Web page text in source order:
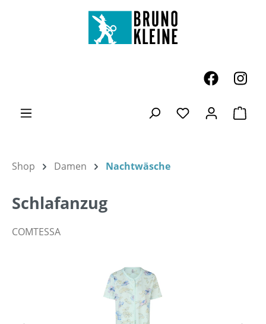
Zum Hauptinhalt springen
Du hast 0
Shop Damen Nachtwäsche
Schlafanzug
COMTESSA
Bildergalerie überspringen